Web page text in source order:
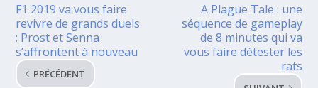
F1 2019 va vous faire
revivre de grands duels
: Prost et Senna
s’affrontent à nouveau
PRÉCÉDENT
A Plague Tale : une
séquence de gameplay
de 8 minutes qui va
vous faire détester les
rats